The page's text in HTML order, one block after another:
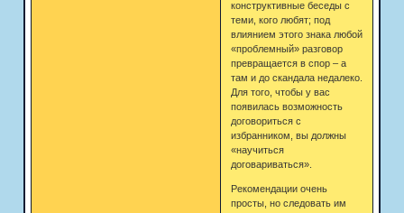
конструктивные беседы с
теми, кого любят; под
влиянием этого знака любой
«проблемный» разговор
превращается в спор – а
там и до скандала недалеко.
Для того, чтобы у вас
появилась возможность
договориться с
избранником, вы должны
«научиться
договариваться».
Рекомендации очень
просты, но следовать им